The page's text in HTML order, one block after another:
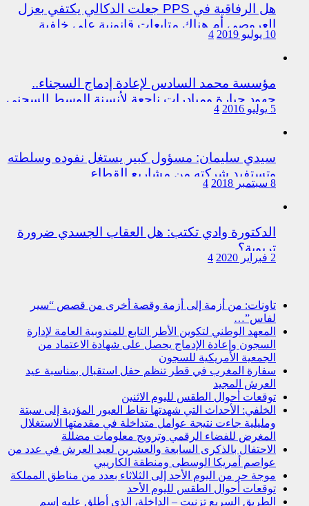
هل الرفاقية في PPS جعلت الدكالي يكتفي بعزل
العروصي أم هناك متابعات قانونية على خلفية
اختلالات التسيير بمندوبية سيدي سليمان
10 يوليو 2019 4
مؤسسة محمد السادس لإعادة إدماج السجناء..
جهود جبارة ومبادرات ناجعة لأنسنة الوسط السجني
5 يوليو 2016 4
سيدي سليمان: مسؤول كبير يستغل نفوده وسلطته
وتستفيد شركته من مشاريع القطاع
8 سبتمبر 2018 4
الدكتورة وادي تكتب: هل العقاب الجسدي ضرورة
تربوية؟
2 فبراير 2020 4
تاونات: من أزمة إلى أزمة وقصة أخرى من قصص “سير
لفاس”…
المعهد الوطني لتكوين الأطر التابع للمندوبية العامة لإدارة
السجون وإعادة الإدماج يحصل على شهادة الاعتماد من
الجمعية الأمريكية للسجون
سفارة المغرب في قطر تنظم حفل استقبال بمناسبة عيد
العرش المجيد
توقعات أحوال الطقس لليوم الاثنين
الخلفي: الأحداث التي شهدتها نقاط العبور المؤدية إلى سبتة
ومليلية جاءت نتيجة عوامل متداخلة في مقدمتها الاستغلال
المغرض للفضاء الرقمي وترويج معلومات مضللة
الاحتفال بالذكرى السابعة والعشرين لعيد العرش في عدد من
عواصم أمريكا الوسطى ومنطقة الكاريبي
موجة حر من اليوم الأحد إلى الثلاثاء بعدد من مناطق المملكة
توقعات أحوال الطقس لليوم الأحد
الطريق السريع تزنيت – الداخلة، الذي أطلق عليه إسم